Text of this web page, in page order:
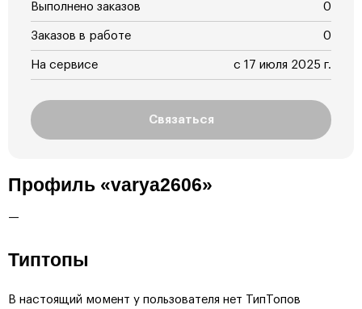
Выполнено заказов 0
Заказов в работе 0
На сервисе с 17 июля 2025 г.
Связаться
Профиль «varya2606»
—
Типтопы
В настоящий момент у пользователя нет ТипТопов